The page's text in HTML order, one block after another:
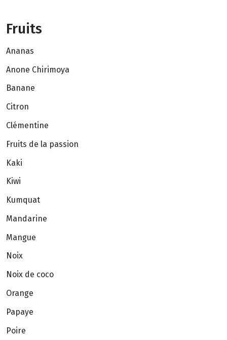
Fruits
Ananas
Anone Chirimoya
Banane
Citron
Clémentine
Fruits de la passion
Kaki
Kiwi
Kumquat
Mandarine
Mangue
Noix
Noix de coco
Orange
Papaye
Poire